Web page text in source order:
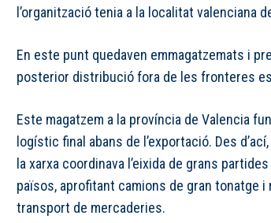
l’organització tenia a la localitat valenciana
En este punt quedaven emmagatzemats i
posterior distribució fora de les fronteres
Este magatzem a la província de Valencia
logístic final abans de l’exportació. Des
la xarxa coordinava l’eixida de grans
països, aprofitant camions de gran tonatge
transport de mercaderies.